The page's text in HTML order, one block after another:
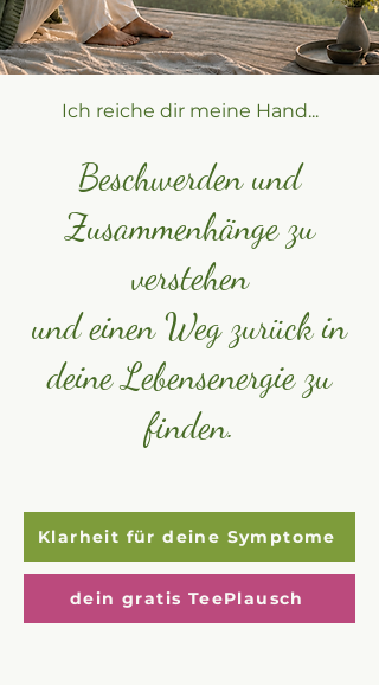
Ich reiche dir meine Hand...
Beschwerden und
Zusammenhänge zu
verstehen
und einen Weg zurück in
deine Lebensenergie zu
finden.
Klarheit für deine Symptome
dein gratis TeePlausch